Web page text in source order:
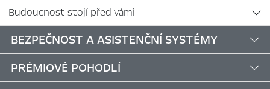
Budoucnost stojí před vámi
BEZPEČNOST A ASISTENČNÍ SYSTÉMY
PRÉMIOVÉ POHODLÍ